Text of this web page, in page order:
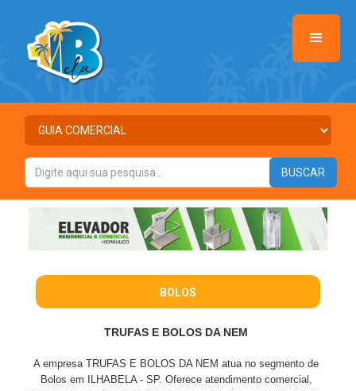
BOLOS
TRUFAS E BOLOS DA NEM
A empresa TRUFAS E BOLOS DA NEM atua no segmento de
Bolos em ILHABELA - SP. Oferece atendimento comercial,